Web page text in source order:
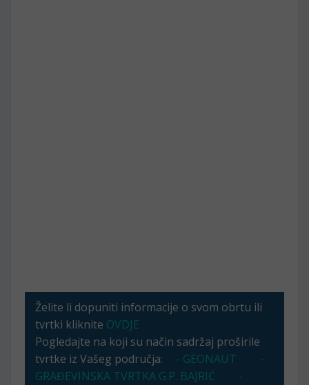
Želite li dopuniti informacije o svom obrtu ili
tvrtki kliknite OVDJE
Pogledajte na koji su način sadržaj proširile
tvrtke iz Vašeg područja:
- GEONAUT
-
GRAĐEVINSKA TVRTKA G.P. BAJRIĆ
-